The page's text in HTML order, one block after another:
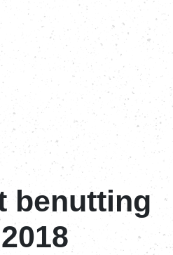
benutting